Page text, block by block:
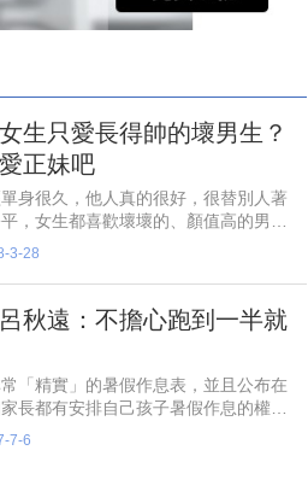
生只愛長得帥的壞男生？
正妹吧
身很久，他人真的很好，很替別人著
，女生都喜歡壞壞的、顏值高的男
3-28
秋遠：不擔心跑到一半就
「精實」的暑假作息表，並且公布在
長都有安排自己孩子暑假作息的權
書文字來看，我個人卻是看得膽顫心
7-6